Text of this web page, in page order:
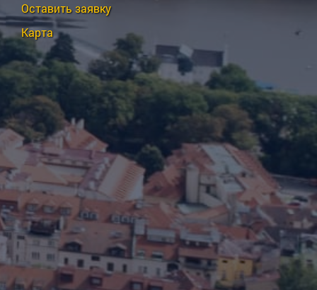
Оставить заявку
Карта